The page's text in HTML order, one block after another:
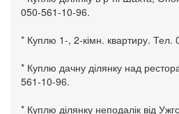
050-561-10-96.
* Куплю 1-, 2-кімн. квартиру. Тел.
* Куплю дачну ділянку над
561-10-96.
* Куплю ділянку неподалік від